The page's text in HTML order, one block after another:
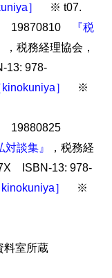
］
※ t07.
19870810
『税
，税務経理協会，
13: 978-
］
※
19880825
談集』
，税務経
ISBN-13: 978-
］
※
室所蔵